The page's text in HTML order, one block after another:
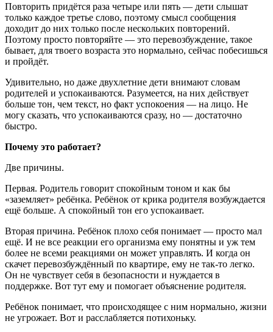
Повторить придётся раза четыре или пять — дети слышат
только каждое третье слово, поэтому смысл сообщения
доходит до них только после нескольких повторений.
Поэтому просто повторяйте — это перевозбуждение, такое
бывает, для твоего возраста это нормально, сейчас побесишься
и пройдёт.
Удивительно, но даже двухлетние дети внимают словам
родителей и успокаиваются. Разумеется, на них действует
больше тон, чем текст, но факт успокоения — на лицо. Не
могу сказать, что успокаиваются сразу, но — достаточно
быстро.
Почему это работает?
Две причины.
Первая. Родитель говорит спокойным тоном и как бы
«заземляет» ребёнка. Ребёнок от крика родителя возбуждается
ещё больше. А спокойный тон его успокаивает.
Вторая причина. Ребёнок плохо себя понимает — просто мал
ещё. И не все реакции его организма ему понятны и уж тем
более не всеми реакциями он может управлять. И когда он
скачет перевозбуждённый по квартире, ему не так-то легко.
Он не чувствует себя в безопасности и нуждается в
поддержке. Вот тут ему и помогает объяснение родителя.
Ребёнок понимает, что происходящее с ним нормально, жизни
не угрожает. Вот и расслабляется потихоньку.